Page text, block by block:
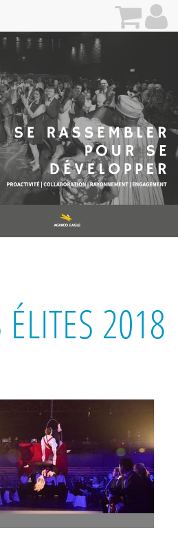
ÉLITES 2018